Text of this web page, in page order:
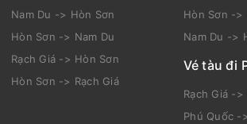
Nam Du -> Hòn Sơn
Hòn Sơn -> Nam Du
Rạch Giá -> Hòn Sơn
Hòn Sơn -> Rạch Giá
Hòn Sơn ->
Nam Du ->
Vé tàu đi
Rạch Giá -
Phú Quốc -